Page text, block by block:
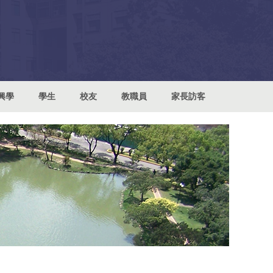
學 學生 校友 教職員 家長訪客